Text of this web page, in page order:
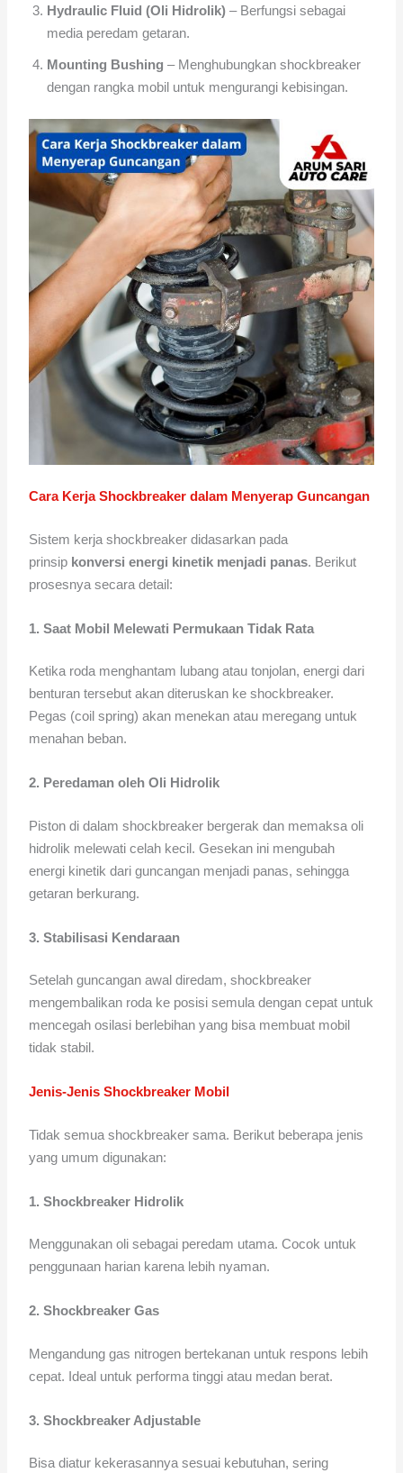
Hydraulic Fluid (Oli Hidrolik) – Berfungsi sebagai
media peredam getaran.
Mounting Bushing – Menghubungkan shockbreaker
dengan rangka mobil untuk mengurangi kebisingan.
Cara Kerja Shockbreaker dalam Menyerap Guncangan
Sistem kerja shockbreaker didasarkan pada
prinsip konversi energi kinetik menjadi panas. Berikut
prosesnya secara detail:
1. Saat Mobil Melewati Permukaan Tidak Rata
Ketika roda menghantam lubang atau tonjolan, energi dari
benturan tersebut akan diteruskan ke shockbreaker.
Pegas (coil spring) akan menekan atau meregang untuk
menahan beban.
2. Peredaman oleh Oli Hidrolik
Piston di dalam shockbreaker bergerak dan memaksa oli
hidrolik melewati celah kecil. Gesekan ini mengubah
energi kinetik dari guncangan menjadi panas, sehingga
getaran berkurang.
3. Stabilisasi Kendaraan
Setelah guncangan awal diredam, shockbreaker
mengembalikan roda ke posisi semula dengan cepat untuk
mencegah osilasi berlebihan yang bisa membuat mobil
tidak stabil.
Jenis-Jenis Shockbreaker Mobil
Tidak semua shockbreaker sama. Berikut beberapa jenis
yang umum digunakan:
1. Shockbreaker Hidrolik
Menggunakan oli sebagai peredam utama. Cocok untuk
penggunaan harian karena lebih nyaman.
2. Shockbreaker Gas
Mengandung gas nitrogen bertekanan untuk respons lebih
cepat. Ideal untuk performa tinggi atau medan berat.
3. Shockbreaker Adjustable
Bisa diatur kekerasannya sesuai kebutuhan, sering